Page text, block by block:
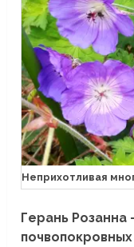
Неприхотливая
Герань